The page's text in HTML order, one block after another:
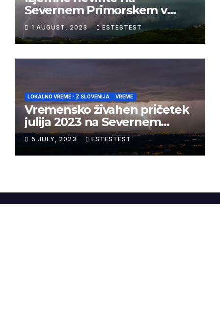
Severnem Primorskem v
juliju 2023
1 AUGUST, 2023 ESTESTEST
LOKALNO VREME - Z SLOVENIJA VREME
Vremensko živahen pričetek
julija 2023 na Severnem
Primorskem
5 JULY, 2023 ESTESTEST